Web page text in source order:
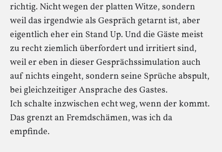
richtig. Nicht wegen der platten Witze, sondern
weil das irgendwie als Gespräch getarnt ist, aber
eigentlich eher ein Stand Up. Und die Gäste meist
zu recht ziemlich überfordert und irritiert sind,
weil er eben in dieser Gesprächssimulation auch
auf nichts eingeht, sondern seine Sprüche abspult,
bei gleichzeitiger Ansprache des Gastes.
Ich schalte inzwischen echt weg, wenn der kommt.
Das grenzt an Fremdschämen, was ich da
empfinde.